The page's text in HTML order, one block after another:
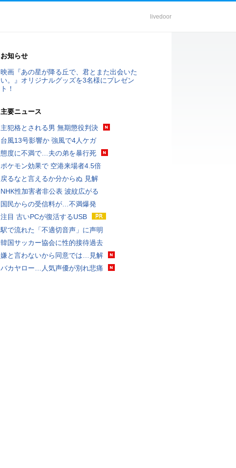
livedoor
お知らせ
映画『あの星が降る丘で、君とまた出会いた
い。』オリジナルグッズを3名様にプレゼン
ト！
主要ニュース
主犯格とされる男 無期懲役判決
台風13号影響か 強風で4人ケガ
態度に不満で…夫の弟を暴行死
ポケモン効果で 空港来場者4.5倍
戻るなと言えるか分からぬ 見解
NHK性加害者非公表 波紋広がる
国民からの受信料が…不満爆発
注目 古いPCが復活するUSB
駅で流れた「不適切音声」に声明
韓国サッカー協会に性的接待過去
嫌と言わないから同意では…見解
バカヤロー…人気声優が別れ悲痛